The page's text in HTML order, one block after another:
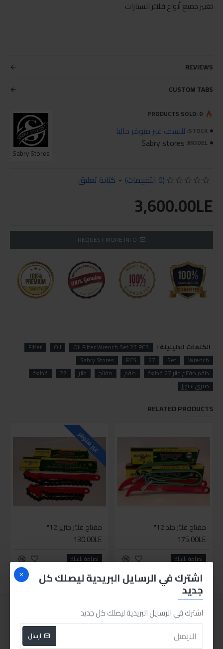
اشترك في الرسايل البريدية ليصلك كل
جديد
اشترك في الرسايل البريدية ليصلك كل جديد
ارسال
تغيير جميع أنواع فلاتر السيارات
REVIEWS
CUSTOM TABS
STOCK: للاسف غير متوفر حاليا
MODEL:
Sabry stores
Sabry Stores
PRODUCTS SOLD: 0
(0 التقييمات) - كتابة تعليق
3,600.00LE
REQUEST MORE INFO
الكلمات الدليليلة : Oil Filter Wrench Set 27 PCS
Oil
Filter
Wrench
Set
27
PCS
Sabry Stores
طقم مفتاح فلتر 27 قطعة
طقم مفتاح فلتر 27
قطعة
صبري ستورز
RELATED PRODUCTS
مفتاح فلتر جلد 12"
175.00LE
اضافة للسلة
غير متوفر
مفتاح فلتر جنزير 12"
130.00LE
اضافة للسلة